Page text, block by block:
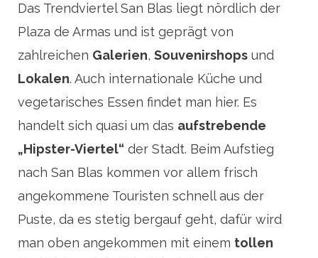
Das Trendviertel San Blas liegt nördlich der
Plaza de Armas und ist geprägt von
zahlreichen Galerien, Souvenirshops und
Lokalen. Auch internationale Küche und
vegetarisches Essen findet man hier. Es
handelt sich quasi um das aufstrebende
„Hipster-Viertel“ der Stadt. Beim Aufstieg
nach San Blas kommen vor allem frisch
angekommene Touristen schnell aus der
Puste, da es stetig bergauf geht, dafür wird
man oben angekommen mit einem tollen